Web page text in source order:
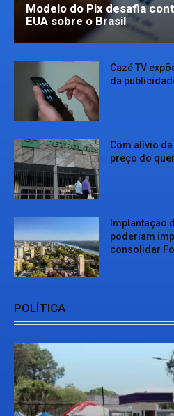
Modelo do Pix desafia
EUA sobre o Brasil
Cazé TV
da
Com alívio
preço do
Implantação
poderiam
consolidar
POLÍTICA